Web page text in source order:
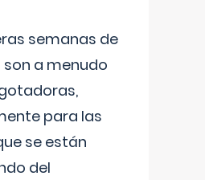
semanas de
son a menudo
para las
se están
del